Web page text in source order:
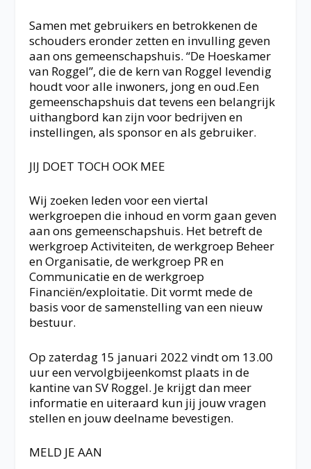
Samen met gebruikers en betrokkenen de
schouders eronder zetten en invulling geven
aan ons gemeenschapshuis. “De Hoeskamer
van Roggel”, die de kern van Roggel levendig
houdt voor alle inwoners, jong en oud.Een
gemeenschapshuis dat tevens een belangrijk
uithangbord kan zijn voor bedrijven en
instellingen, als sponsor en als gebruiker.
JIJ DOET TOCH OOK MEE
Wij zoeken leden voor een viertal
werkgroepen die inhoud en vorm gaan geven
aan ons gemeenschapshuis. Het betreft de
werkgroep Activiteiten, de werkgroep Beheer
en Organisatie, de werkgroep PR en
Communicatie en de werkgroep
Financiën/exploitatie. Dit vormt mede de
basis voor de samenstelling van een nieuw
bestuur.
Op zaterdag 15 januari 2022 vindt om 13.00
uur een vervolgbijeenkomst plaats in de
kantine van SV Roggel. Je krijgt dan meer
informatie en uiteraard kun jij jouw vragen
stellen en jouw deelname bevestigen.
MELD JE AAN